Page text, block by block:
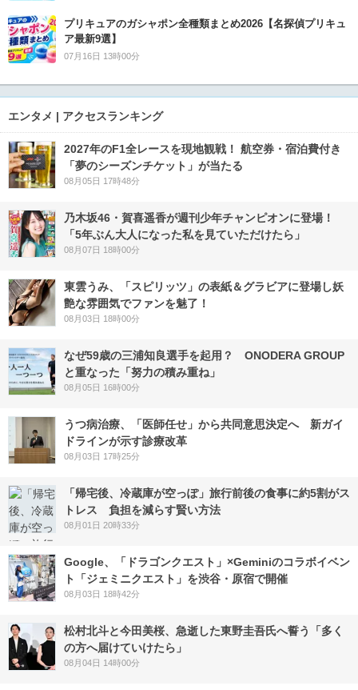
プリキュアのガシャポン全種類まとめ2026【名探偵プリキュ
ア最新9選】
07月16日 13時00分
エンタメ | アクセスランキング
2027年のF1全レースを現地観戦！ 航空券・宿泊費付き
「夢のシーズンチケット」が当たる
08月05日 17時48分
乃木坂46・賀喜遥香が週刊少年チャンピオンに登場！
「5年ぶん大人になった私を見ていただけたら」
08月07日 18時00分
東雲うみ、「スピリッツ」の表紙＆グラビアに登場し妖
艶な雰囲気でファンを魅了！
08月03日 18時00分
なぜ59歳の三浦知良選手を起用？ ONODERA GROUP
と重なった「努力の積み重ね」
08月05日 16時00分
うつ病治療、「医師任せ」から共同意思決定へ 新ガイ
ドラインが示す診療改革
08月03日 17時25分
「帰宅後、冷蔵庫が空っぽ」旅行前後の食事に約5割がス
トレス 負担を減らす賢い方法
08月01日 20時33分
Google、「ドラゴンクエスト」×Geminiのコラボイベン
ト「ジェミニクエスト」を渋谷・原宿で開催
08月03日 18時42分
松村北斗と今田美桜、急逝した東野圭吾氏へ誓う「多く
の方へ届けていけたら」
08月04日 14時00分